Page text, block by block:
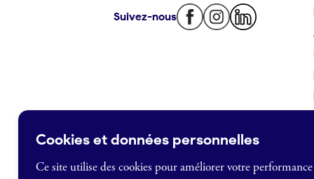
Suivez-nous
Cookies et données personnelles
Ce site utilise des cookies pour améliorer votre performance